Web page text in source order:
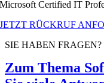
Microsoft Certified IT
JETZT RÜCKRUF
SIE HABEN FRAGEN?
Zum Thema